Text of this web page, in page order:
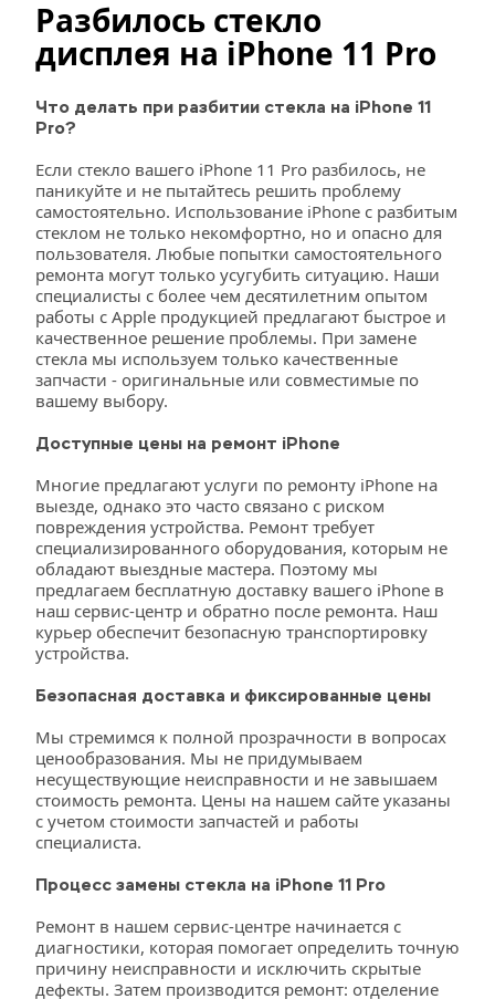
Разбилось стекло
дисплея на iPhone 11 Pro
Что делать при разбитии стекла на iPhone 11
Pro?
Если стекло вашего iPhone 11 Pro разбилось, не
паникуйте и не пытайтесь решить проблему
самостоятельно. Использование iPhone с разбитым
стеклом не только некомфортно, но и опасно для
пользователя. Любые попытки самостоятельного
ремонта могут только усугубить ситуацию. Наши
специалисты с более чем десятилетним опытом
работы с Apple продукцией предлагают быстрое и
качественное решение проблемы. При замене
стекла мы используем только качественные
запчасти - оригинальные или совместимые по
вашему выбору.
Доступные цены на ремонт iPhone
Многие предлагают услуги по ремонту iPhone на
выезде, однако это часто связано с риском
повреждения устройства. Ремонт требует
специализированного оборудования, которым не
обладают выездные мастера. Поэтому мы
предлагаем бесплатную доставку вашего iPhone в
наш сервис-центр и обратно после ремонта. Наш
курьер обеспечит безопасную транспортировку
устройства.
Безопасная доставка и фиксированные цены
Мы стремимся к полной прозрачности в вопросах
ценообразования. Мы не придумываем
несуществующие неисправности и не завышаем
стоимость ремонта. Цены на нашем сайте указаны
с учетом стоимости запчастей и работы
специалиста.
Процесс замены стекла на iPhone 11 Pro
Ремонт в нашем сервис-центре начинается с
диагностики, которая помогает определить точную
причину неисправности и исключить скрытые
дефекты. Затем производится ремонт: отделение